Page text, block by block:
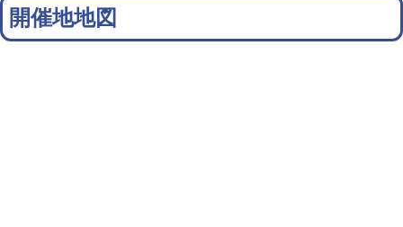
開催地地図